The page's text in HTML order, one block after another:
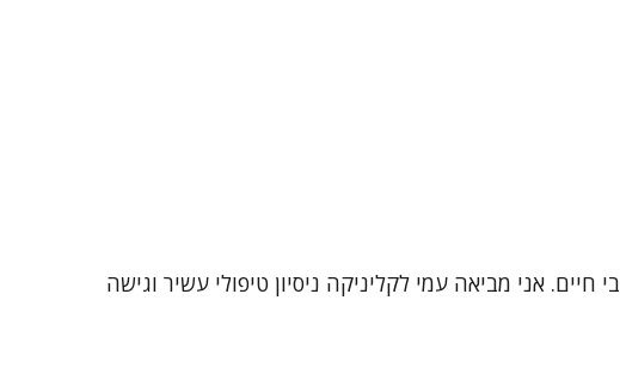
בפסיכותרפיה מזה כ-25 שנה במגוון אוכלוסיות ומצבי חיים. אני מביאה עמי לקליניקה ניסיון טיפולי עשיר וגישה